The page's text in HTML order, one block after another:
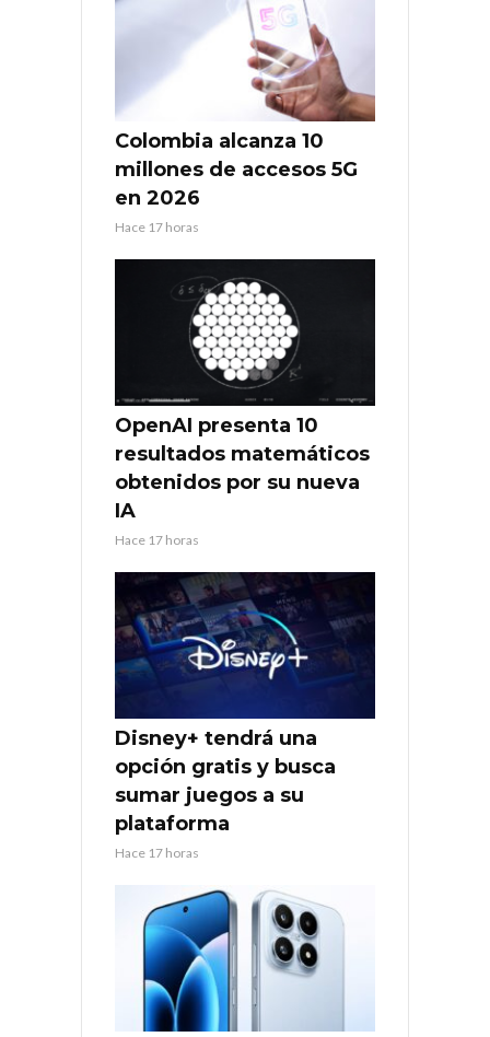
Colombia alcanza 10
millones de accesos 5G
en 2026
Hace 17 horas
OpenAI presenta 10
resultados matemáticos
obtenidos por su nueva
IA
Hace 17 horas
Disney+ tendrá una
opción gratis y busca
sumar juegos a su
plataforma
Hace 17 horas